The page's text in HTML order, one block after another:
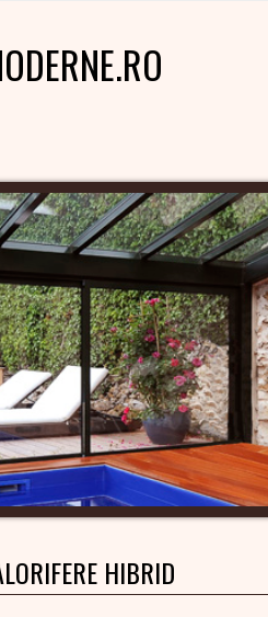
HIBRID